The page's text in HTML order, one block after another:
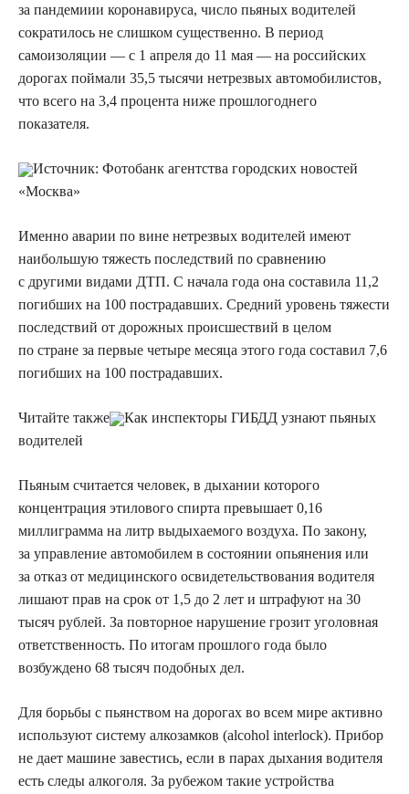
за пандемиии коронавируса, число пьяных водителей
сократилось не слишком существенно. В период
самоизоляции — с 1 апреля до 11 мая — на российских
дорогах поймали 35,5 тысячи нетрезвых автомобилистов,
что всего на 3,4 процента ниже прошлогоднего
показателя.
Источник: Фотобанк агентства городских новостей
«Москва»
Именно аварии по вине нетрезвых водителей имеют
наибольшую тяжесть последствий по сравнению
с другими видами ДТП. С начала года она составила 11,2
погибших на 100 пострадавших. Средний уровень тяжести
последствий от дорожных происшествий в целом
по стране за первые четыре месяца этого года составил 7,6
погибших на 100 пострадавших.
Читайте также
Как инспекторы ГИБДД узнают пьяных
водителей
Пьяным считается человек, в дыхании которого
концентрация этилового спирта превышает 0,16
миллиграмма на литр выдыхаемого воздуха. По закону,
за управление автомобилем в состоянии опьянения или
за отказ от медицинского освидетельствования водителя
лишают прав на срок от 1,5 до 2 лет и штрафуют на 30
тысяч рублей. За повторное нарушение грозит уголовная
ответственность. По итогам прошлого года было
возбуждено 68 тысяч подобных дел.
Для борьбы с пьянством на дорогах во всем мире активно
используют систему алкозамков (alcohol interlock). Прибор
не дает машине завестись, если в парах дыхания водителя
есть следы алкоголя. За рубежом такие устройства